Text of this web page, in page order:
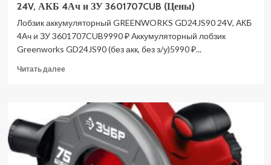
24V, АКБ 4Ач и ЗУ 3601707CUB (Цены)
Лобзик аккумуляторный GREENWORKS GD24JS90 24V, АКБ
4Ач и ЗУ 3601707CUB9990 ₽ Аккумуляторный лобзик
Greenworks GD24JS90 (без акк, без з/у)5990 ₽...
Читать далееПрочитать
Лобзик
аккумуляторный
GREENWORKS
GD24JS90
24V,
АКБ